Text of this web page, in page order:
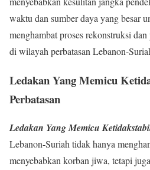
waktu dan sumber daya yang besar
menghambat proses rekonstruksi
di wilayah perbatasan Lebanon-
Ledakan Yang Memicu
Perbatasan
Ledakan Yang Memicu
Lebanon-Suriah tidak hanya
menyebabkan korban jiwa, tetapi